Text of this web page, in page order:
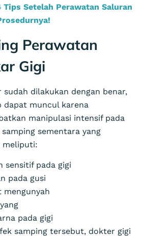
Tips Setelah Perawatan Saluran
Perawatan
Gigi
sudah dilakukan dengan benar,
dapat muncul karena
manipulasi intensif pada
sementara yang
meliputi:
sensitif pada gigi
pada gusi
mengunyah
pada gigi
samping tersebut, dokter gigi